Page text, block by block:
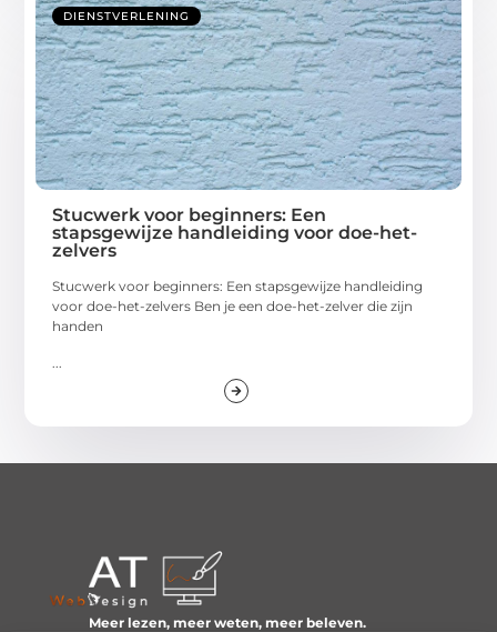
DIENSTVERLENING
Stucwerk voor beginners: Een
stapsgewijze handleiding voor doe-het-
zelvers
Stucwerk voor beginners: Een stapsgewijze handleiding
voor doe-het-zelvers Ben je een doe-het-zelver die zijn
handen
Meer lezen, meer weten, meer beleven.